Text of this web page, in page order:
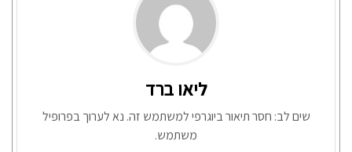
ליאו ברד
שים לב: חסר תיאור ביוגרפי למשתמש זה. נא לערוך בפרופיל
משתמש.